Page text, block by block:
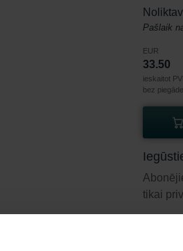
Pašlaik
EUR
33.50
ieskaitot
bez
tikai